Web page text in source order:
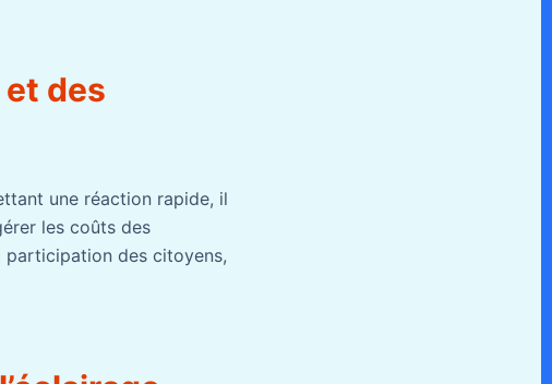
des
une réaction rapide, il
les coûts des
participation des citoyens,